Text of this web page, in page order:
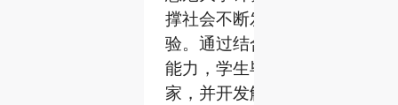
撑社会不断发展的领域获得专
验。通过结合技术知识、实际
能力，学生毕业后将能够成为
家，并开发解决技术挑战的创